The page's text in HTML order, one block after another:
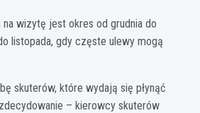
wizytę jest okres od grudnia do
listopada, gdy częste ulewy mogą
skuterów, które wydają się płynąć
– kierowcy skuterów